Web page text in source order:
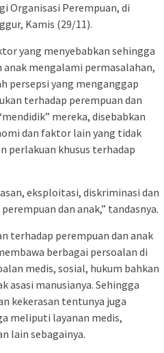
Organisasi Perempuan, di
Kamis (29/11).
yang menyebabkan sehingga
anak mengalami permasalahan,
persepsi yang menganggap
terhadap perempuan dan
mereka, disebabkan
dan faktor lain yang tidak
perlakuan khusus terhadap
eksploitasi, diskriminasi dan
dan anak,” tandasnya.
terhadap perempuan dan anak
berbagai persoalan di
medis, sosial, hukum bahkan
asasi manusianya. Sehingga
kekerasan tentunya juga
meliputi layanan medis,
lain sebagainya.